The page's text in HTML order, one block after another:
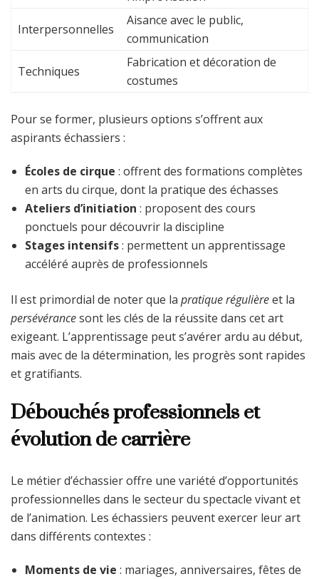
Interpersonnelles
Aisance avec le public,
communication
Techniques
Fabrication et décoration de
costumes
Pour se former, plusieurs options s’offrent aux
aspirants échassiers :
Écoles de cirque : offrent des formations complètes
en arts du cirque, dont la pratique des échasses
Ateliers d’initiation : proposent des cours
ponctuels pour découvrir la discipline
Stages intensifs: permettent un apprentissage
accéléré auprès de professionnels
Il est primordial de noter que la pratique régulièreet la
persévérancesont les clés de la réussite dans cet art
exigeant. L’apprentissage peut s’avérer ardu au début,
mais avec de la détermination, les progrès sont rapides
et gratifiants.
Débouchés professionnels et
évolution de carrière
Le métier d’échassier offre une variété d’opportunités
professionnelles dans le secteur du spectacle vivant et
de l’animation. Les échassiers peuvent exercer leur art
dans différents contextes :
Moments de vie : mariages, anniversaires, fêtes de